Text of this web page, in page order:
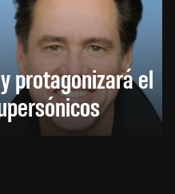
protagonizará el